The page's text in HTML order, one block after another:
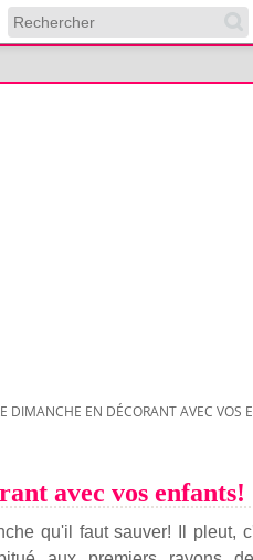
DIMANCHE EN DÉCORANT AVEC VOS
avec vos enfants!
qu'il faut sauver! Il pleut,